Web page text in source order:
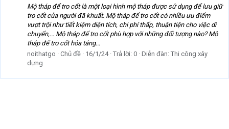
Mộ tháp để tro cốt là một loại hình mộ tháp được sử dụng để lưu giữ
tro cốt của người đã khuất. Mộ tháp để tro cốt có nhiều ưu điểm
vượt trội như tiết kiệm diện tích, chi phí thấp, thuận tiện cho việc di
chuyển,... Mộ tháp để tro cốt phù hợp với những đối tượng nào? Mộ
tháp để tro cốt hỏa táng...
noithatgo
Chủ đề 16/1/24 Trả lời: 0 Diễn đàn: Thi công xây
dựng